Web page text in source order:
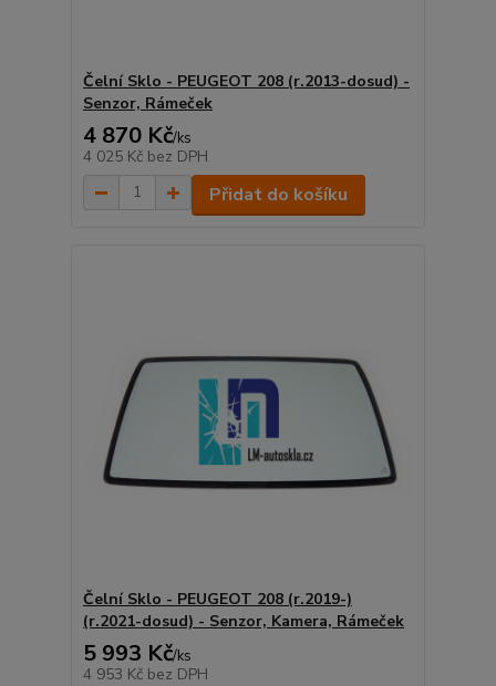
Čelní Sklo - PEUGEOT 208 (r.2013-dosud) -
Senzor, Rámeček
4 870 Kč/ks
4 025 Kč bez DPH
Přidat do košíku
Čelní Sklo - PEUGEOT 208 (r.2019-)
(r.2021-dosud) - Senzor, Kamera, Rámeček
5 993 Kč/ks
4 953 Kč bez DPH